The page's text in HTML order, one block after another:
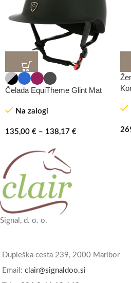
Čelada EquiTheme Glint Mat
Na zalogi
135,00 € – 138,17 €
Signal, d. o. o.
Dupleška cesta 239, 2000 Maribor
Email: clair@signaldoo.si